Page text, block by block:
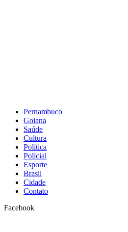
Pernambuco
Goiana
Saúde
Cultura
Política
Policial
Esporte
Brasil
Cidade
Contato
Facebook